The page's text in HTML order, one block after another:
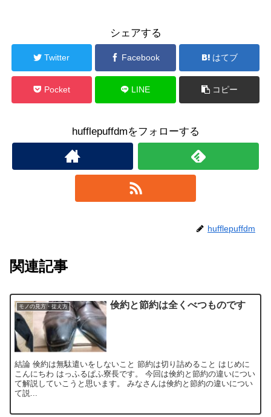
シェアする
Twitter Facebook はてブ
Pocket LINE コピー
hufflepuffdmをフォローする
hufflepuffdm
関連記事
モノの見方・捉え方 倹約と節約は全くべつものです
結論 倹約は無駄遣いをしないこと 節約は切り詰めること はじめに
こんにちわ はっふるぱふ寮長です。 今回は倹約と節約の違いについ
て解説していこうと思います。 みなさんは倹約と節約の違いについ
て説...